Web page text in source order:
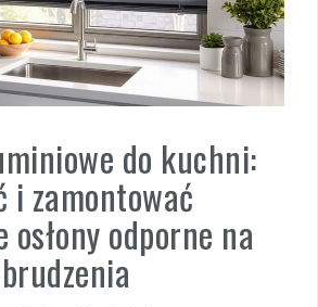
do kuchni:
i zamontować
odporne na